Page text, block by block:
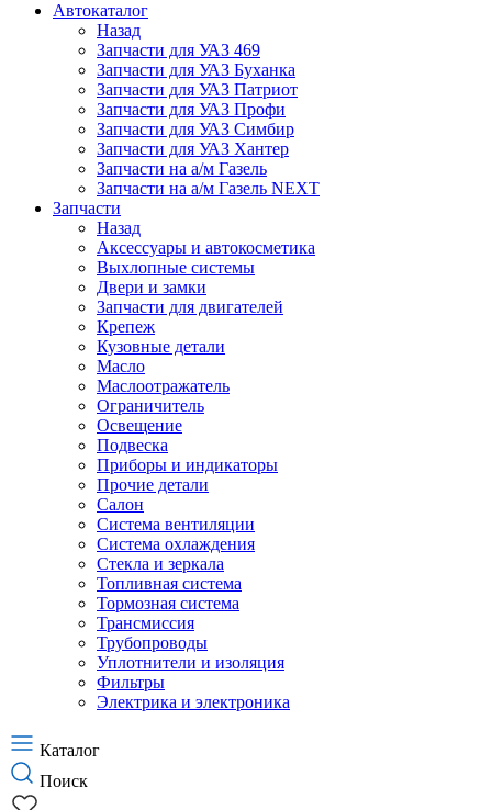
Автокаталог
Назад
Запчасти для УАЗ 469
Запчасти для УАЗ Буханка
Запчасти для УАЗ Патриот
Запчасти для УАЗ Профи
Запчасти для УАЗ Симбир
Запчасти для УАЗ Хантер
Запчасти на а/м Газель
Запчасти на а/м Газель NEXT
Запчасти
Назад
Аксессуары и автокосметика
Выхлопные системы
Двери и замки
Запчасти для двигателей
Крепеж
Кузовные детали
Масло
Маслоотражатель
Ограничитель
Освещение
Подвеска
Приборы и индикаторы
Прочие детали
Салон
Система вентиляции
Система охлаждения
Стекла и зеркала
Топливная система
Тормозная система
Трансмиссия
Трубопроводы
Уплотнители и изоляция
Фильтры
Электрика и электроника
Каталог
Поиск